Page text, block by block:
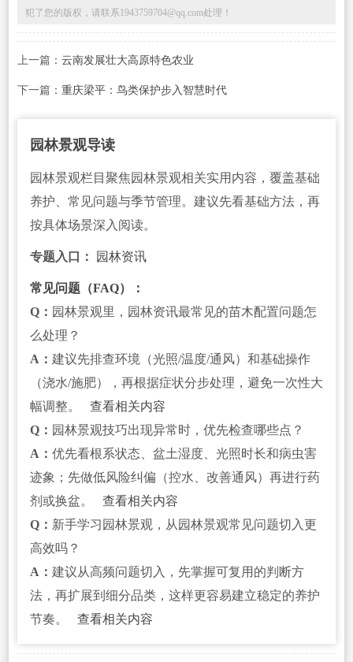
犯了您的版权，请联系1943759704@qq.com处理！
上一篇： 云南发展壮大高原特色农业
下一篇： 重庆梁平：鸟类保护步入智慧时代
园林景观导读
园林景观栏目聚焦园林景观相关实用内容，覆盖基础
养护、常见问题与季节管理。建议先看基础方法，再
按具体场景深入阅读。
专题入口： 园林资讯
常见问题（FAQ）：
Q： 园林景观里，园林资讯最常见的苗木配置问题怎
么处理？
A： 建议先排查环境（光照/温度/通风）和基础操作
（浇水/施肥），再根据症状分步处理，避免一次性大
幅调整。
查看相关内容
Q： 园林景观技巧出现异常时，优先检查哪些点？
A： 优先看根系状态、盆土湿度、光照时长和病虫害
迹象；先做低风险纠偏（控水、改善通风）再进行药
剂或换盆。
查看相关内容
Q： 新手学习园林景观，从园林景观常见问题切入更
高效吗？
A： 建议从高频问题切入，先掌握可复用的判断方
法，再扩展到细分品类，这样更容易建立稳定的养护
节奏。
查看相关内容